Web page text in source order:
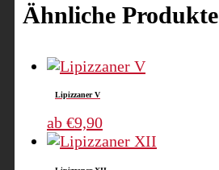
Ähnliche Produkte
Lipizzaner V
ab €9,90Dieses
Produkt